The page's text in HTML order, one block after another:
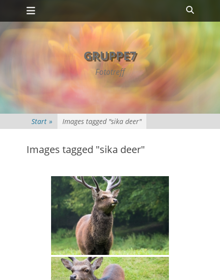
Zum
Inhalt
springen
Primäres Menü
GRUPPE7
Fototreff
Start » Images tagged "sika deer"
Images tagged "sika deer"